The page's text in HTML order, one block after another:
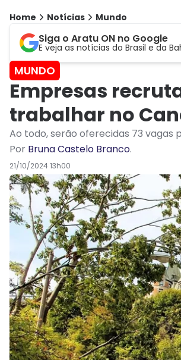
Home Notícias Mundo
Siga o Aratu ON no Google
E veja as notícias do Brasil e da
MUNDO
Empresas
trabalhar no
Ao todo, serão oferecidas 73
Por Bruna Castelo Branco.
21/10/2024 13h00